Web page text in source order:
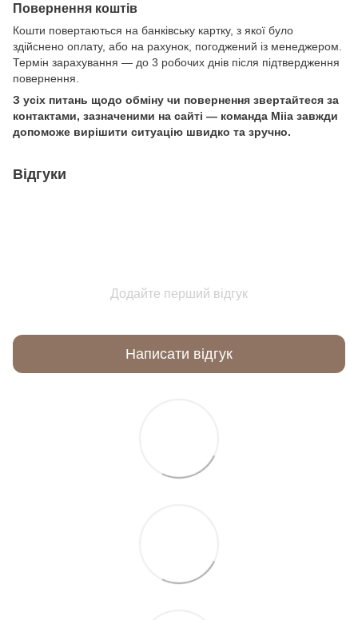
Повернення коштів
Кошти повертаються на банківську картку, з якої було
здійснено оплату, або на рахунок, погоджений із менеджером.
Термін зарахування — до 3 робочих днів після підтвердження
повернення.
З усіх питань щодо обміну чи повернення звертайтеся за
контактами, зазначеними на сайті — команда Miia завжди
допоможе вирішити ситуацію швидко та зручно.
Відгуки
Додайте перший відгук
Написати відгук